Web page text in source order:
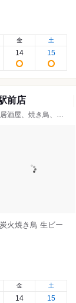
金
14
土
15
前店
酒屋、焼き鳥、海鮮
火焼き鳥 生ビー
金
14
土
15